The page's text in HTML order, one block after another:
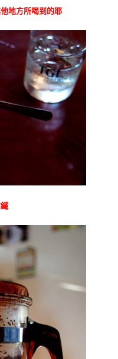
地方所喝到的耶